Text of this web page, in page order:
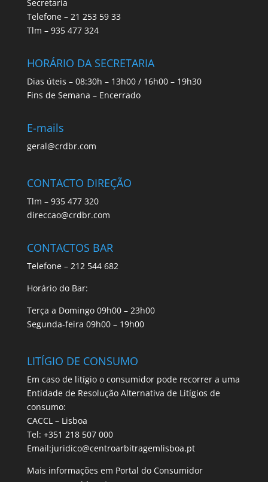
Secretaria
Telefone – 21 253 59 33
Tlm – 935 477 324
HORÁRIO DA SECRETARIA
Dias úteis – 08:30h – 13h00 / 16h00 – 19h30
Fins de Semana – Encerrado
E-mails
geral@crdbr.com
CONTACTO DIREÇÃO
Tlm – 935 477 320
direccao@crdbr.com
CONTACTOS BAR
Telefone – 212 544 682
Horário do Bar:
Terça a Domingo 09h00 – 23h00
Segunda-feira 09h00 – 19h00
LITÍGIO DE CONSUMO
Em caso de litígio o consumidor pode recorrer a uma
Entidade de Resolução Alternativa de Litígios de
consumo:
CACCL – Lisboa
Tel: +351 218 507 000
Email:juridico@centroarbitragemlisboa.pt
Mais informações em Portal do Consumidor